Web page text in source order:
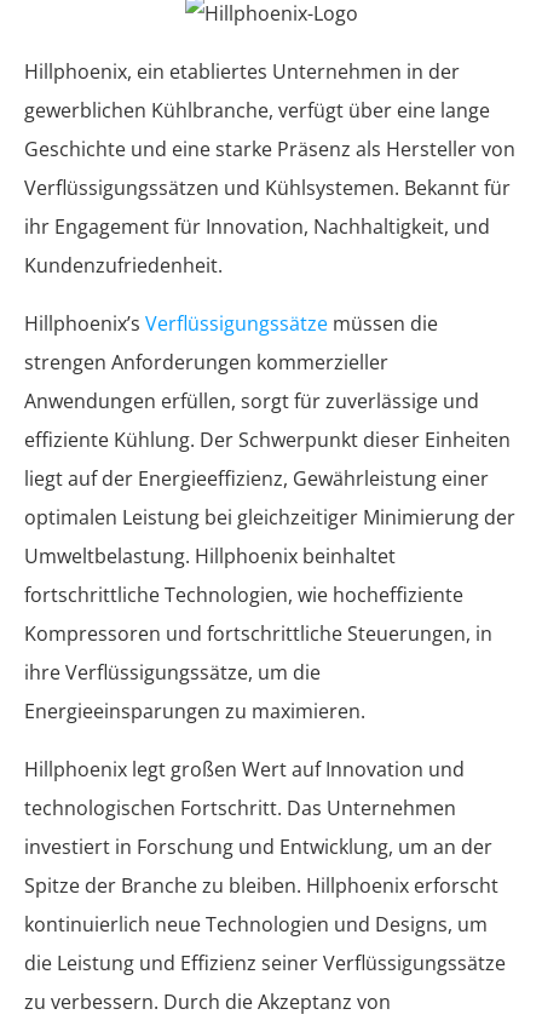
Hillphoenix, ein etabliertes Unternehmen in der
gewerblichen Kühlbranche, verfügt über eine lange
Geschichte und eine starke Präsenz als Hersteller von
Verflüssigungssätzen und Kühlsystemen. Bekannt für
ihr Engagement für Innovation, Nachhaltigkeit, und
Kundenzufriedenheit.
Hillphoenix’s Verflüssigungssätze müssen die
strengen Anforderungen kommerzieller
Anwendungen erfüllen, sorgt für zuverlässige und
effiziente Kühlung. Der Schwerpunkt dieser Einheiten
liegt auf der Energieeffizienz, Gewährleistung einer
optimalen Leistung bei gleichzeitiger Minimierung der
Umweltbelastung. Hillphoenix beinhaltet
fortschrittliche Technologien, wie hocheffiziente
Kompressoren und fortschrittliche Steuerungen, in
ihre Verflüssigungssätze, um die
Energieeinsparungen zu maximieren.
Hillphoenix legt großen Wert auf Innovation und
technologischen Fortschritt. Das Unternehmen
investiert in Forschung und Entwicklung, um an der
Spitze der Branche zu bleiben. Hillphoenix erforscht
kontinuierlich neue Technologien und Designs, um
die Leistung und Effizienz seiner Verflüssigungssätze
zu verbessern. Durch die Akzeptanz von